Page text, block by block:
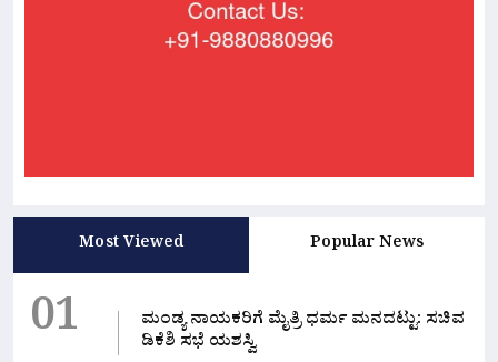
Most Viewed Popular News
01
ಮಂಡ್ಯ ನಾಯಕರಿಗೆ ಮೈತ್ರಿ ಧರ್ಮ ಮನದಟ್ಟು: ಸಚಿವ
ಡಿಕೆಶಿ ಸಭೆ ಯಶಸ್ವಿ